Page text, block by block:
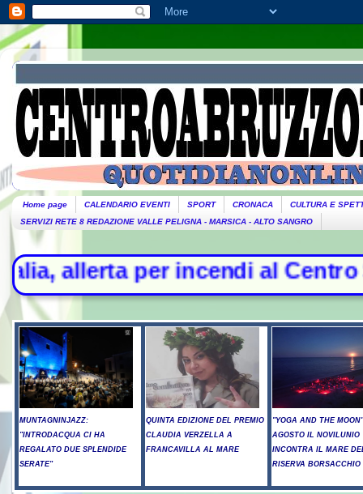
Home page CALENDARIO EVENTI SPORT CRONACA
CULTURA E
SERVIZI RETE 8 REDAZIONE VALLE PELIGNA - MARSICA - ALTO SANGRO
incendi al Centro Sud.
MUNTAGNINJAZZ:
"INTRODACQUA CI HA
REGALATO DUE SPLENDIDE
SERATE"
QUINTA EDIZIONE DEL PREMIO
CLAUDIA VERZELLA A
FRANCAVILLA AL MARE
"YOGA AND THE
AGOSTO IL NOVILUNIO
INCONTRA IL MARE
RISERVA BORSACCHIO